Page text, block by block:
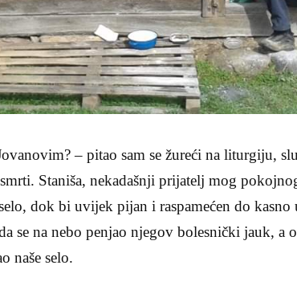
– pitao sam se žureći na liturgiju,
Staniša, nekadašnji prijatelj mog
dok bi uvijek pijan i raspamećen do
se na nebo penjao njegov bolesnički jauk, a
naše selo.